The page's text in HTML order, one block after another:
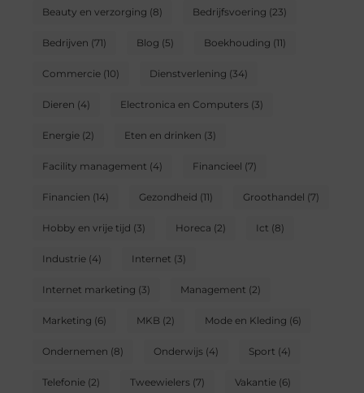
Beauty en verzorging (8) Bedrijfsvoering (23)
Bedrijven (71) Blog (5) Boekhouding (11)
Commercie(10) Dienstverlening (34)
Dieren (4) Electronica en Computers(3)
Energie(2) Eten en drinken (3)
Facility management (4) Financieel (7)
Financien (14) Gezondheid (11) Groothandel (7)
Hobby en vrije tijd (3) Horeca (2) Ict (8)
Industrie(4) Internet (3)
Internet marketing (3) Management (2)
Marketing (6) MKB (2) Mode en Kleding (6)
Ondernemen (8) Onderwijs(4) Sport (4)
Telefonie(2) Tweewielers(7) Vakantie(6)